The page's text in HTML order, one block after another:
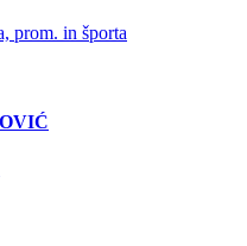
prom. in športa